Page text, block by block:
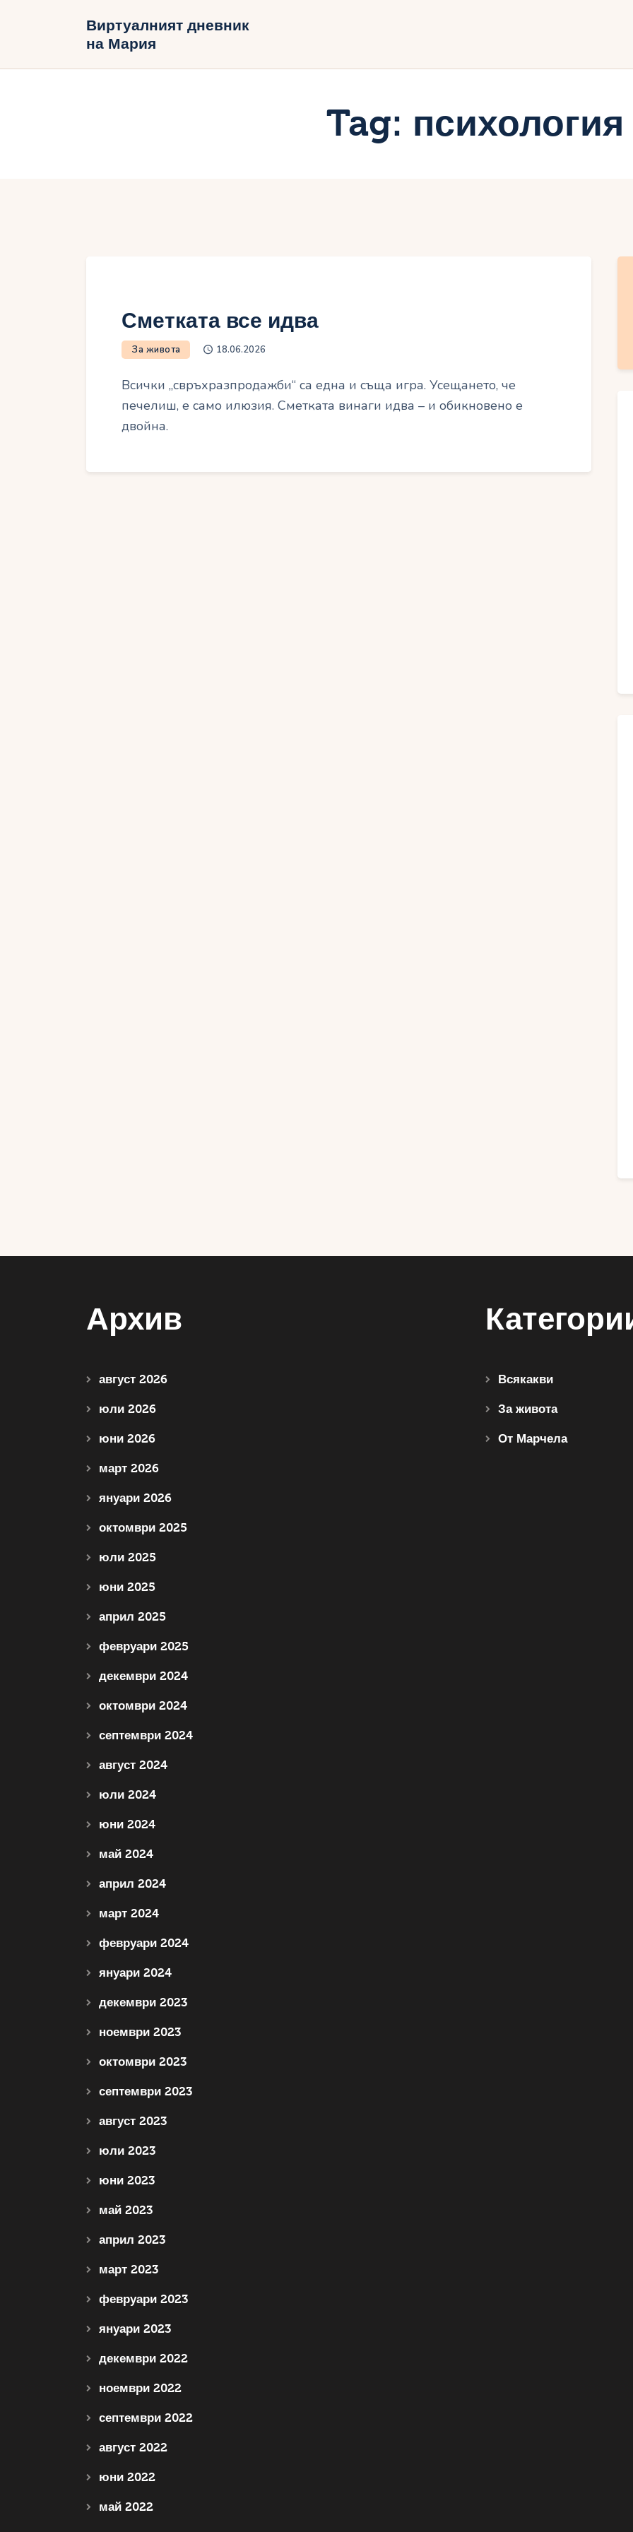
Виртуалният дневник
на Мария
Tag: психология
Виртуалният дневник на
Сметката все идва
За живота 18.06.2026
Всички „свръхразпродажби“ са една и съща игра. Усещането, че
печелиш, е само илюзия. Сметката винаги идва – и обикновено е
двойна.
Архив
август 2026
юли 2026
юни 2026
март 2026
януари 2026
октомври 2025
юли 2025
юни 2025
април 2025
февруари 2025
декември 2024
октомври 2024
септември 2024
август 2024
юли 2024
юни 2024
май 2024
април 2024
март 2024
февруари 2024
януари 2024
декември 2023
ноември 2023
октомври 2023
септември 2023
август 2023
юли 2023
юни 2023
май 2023
април 2023
март 2023
февруари 2023
януари 2023
декември 2022
ноември 2022
септември 2022
август 2022
юни 2022
май 2022
Всякакви
За живота
От Марчела